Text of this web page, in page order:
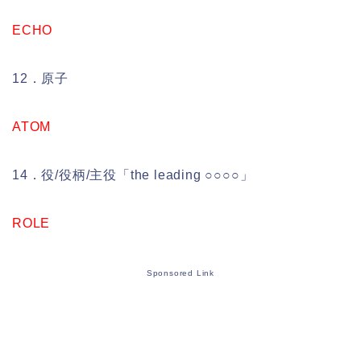
ECHO
12．原子
ATOM
14．役/役柄/主役「the leading ○○○○」
ROLE
Sponsored Link